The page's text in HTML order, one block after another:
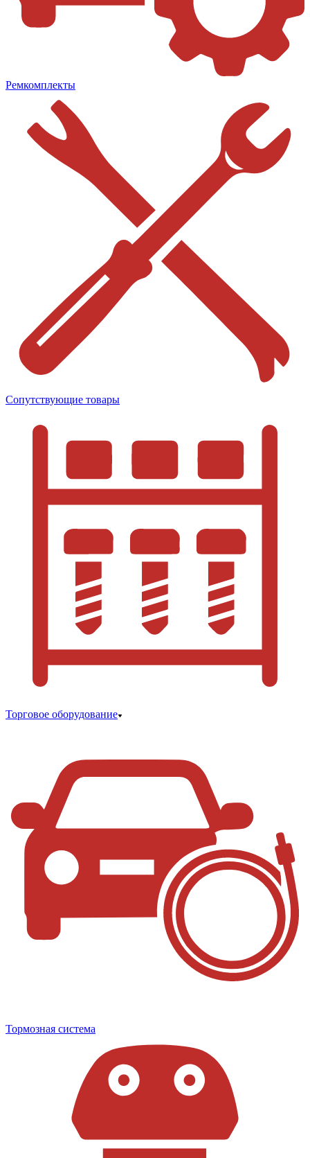
Ремкомплекты
Сопутствующие товары
Торговое оборудование
Тормозная система